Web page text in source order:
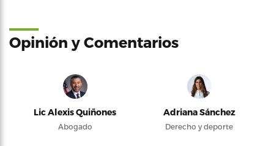
Opinión y Comentarios
Lic Alexis Quiñones
Abogado
Adriana Sánchez
Derecho y deporte